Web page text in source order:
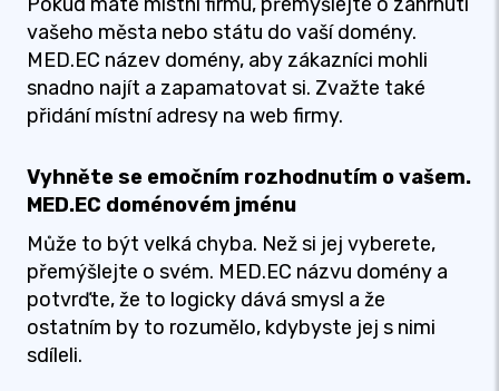
vašeho města nebo státu do vaší domény.
MED.EC název domény, aby zákazníci mohli
snadno najít a zapamatovat si. Zvažte také
přidání místní adresy na web firmy.
Vyhněte se emočním rozhodnutím o vašem.
MED.EC doménovém jménu
Může to být velká chyba. Než si jej vyberete,
přemýšlejte o svém. MED.EC názvu domény a
potvrďte, že to logicky dává smysl a že
ostatním by to rozumělo, kdybyste jej s nimi
sdíleli.